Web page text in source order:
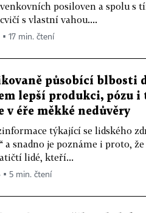
posiloven a spolu s
s vlastní vahou....
▪ 17 min. čtení
působící blbosti
lepší produkci, pózu i
v éře měkké nedůvěry
týkající se lidského
a snadno je poznáme i proto,
lidé, kteří...
▪ 5 min. čtení